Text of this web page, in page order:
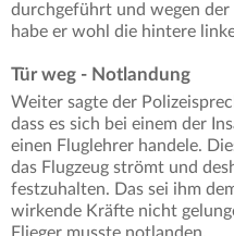
durchgeführt und wegen der
habe er wohl die hintere
Tür weg - Notlandung
Weiter sagte der
dass es sich bei einem der
einen Fluglehrer handele.
das Flugzeug strömt und
festzuhalten. Das sei ihm
wirkende Kräfte nicht